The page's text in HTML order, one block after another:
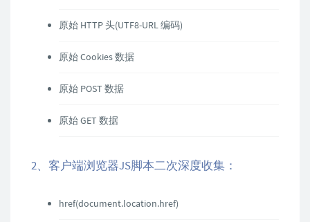
原始 HTTP 头(UTF8-URL 编码)
原始 Cookies 数据
原始 POST 数据
原始 GET 数据
2、客户端浏览器JS脚本二次深度收集：
href(document.location.href)